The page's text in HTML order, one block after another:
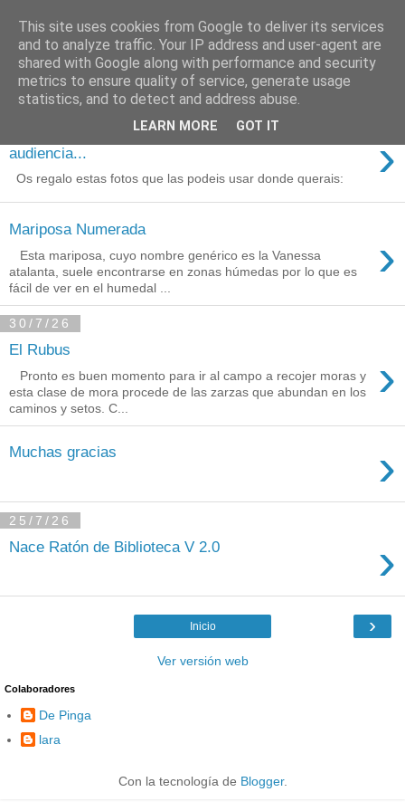
Está de pinga
3/8/26
Agradecimientos a Ares por su
audiencia...
›
Os regalo estas fotos que las podeis usar donde querais:
Mariposa Numerada ›
Esta mariposa, cuyo nombre genérico es la Vanessa
atalanta, suele encontrarse en zonas húmedas por lo que es
fácil de ver en el humedal ...
30/7/26
El Rubus ›
Pronto es buen momento para ir al campo a recojer moras y
esta clase de mora procede de las zarzas que abundan en los
caminos y setos. C...
Muchas gracias ›
25/7/26
Nace Ratón de Biblioteca V 2.0 ›
›
Inicio
Ver versión web
Colaboradores
De Pinga
lara
Con la tecnología de Blogger.
This site uses cookies from Google to deliver its services
and to analyze traffic. Your IP address and user-agent are
shared with Google along with performance and security
metrics to ensure quality of service, generate usage
statistics, and to detect and address abuse.
LEARN MORE GOT IT